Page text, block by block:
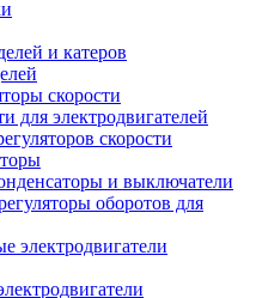
и катеров
скорости
для электродвигателей
скорости
и выключатели
оборотов для
электродвигатели